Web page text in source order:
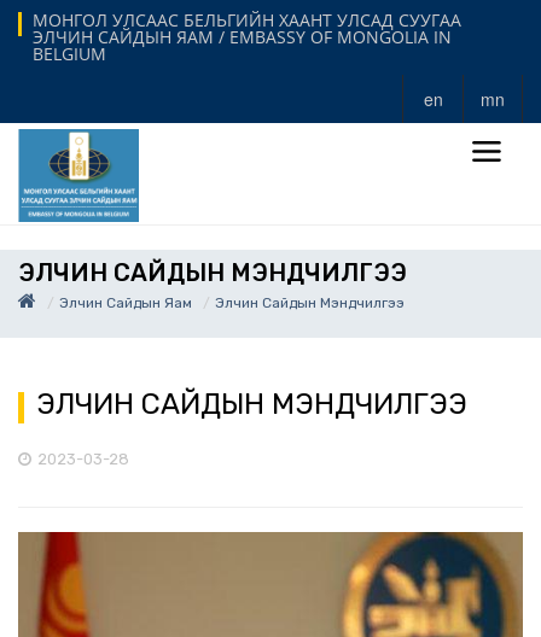
МОНГОЛ УЛСААС БЕЛЬГИЙН ХААНТ УЛСАД СУУГАА
ЭЛЧИН САЙДЫН ЯАМ / EMBASSY OF MONGOLIA IN
BELGIUM
en mn
ЭЛЧИН САЙДЫН МЭНДЧИЛГЭЭ
Элчин Сайдын Яам Элчин Сайдын Мэндчилгээ
ЭЛЧИН САЙДЫН МЭНДЧИЛГЭЭ
2023-03-28